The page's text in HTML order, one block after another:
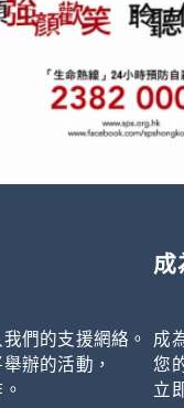
們的支援網絡。
辦的活動，
成
成
您
立